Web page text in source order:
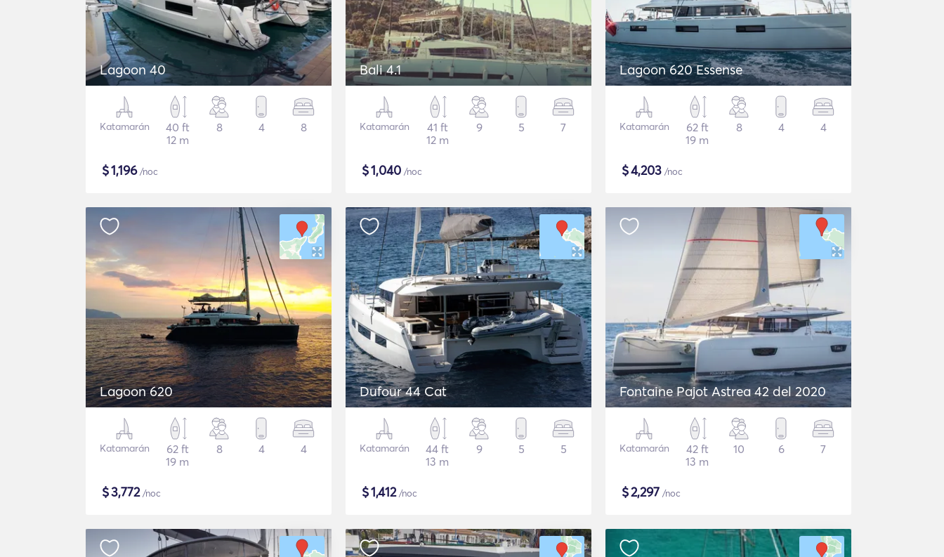
Lagoon 40
Katamarán
40 ft
12 m
8 4 8
$1,196/noc
Bali 4.1
Katamarán
41 ft
12 m
9 5 7
$1,040 /noc
Lagoon 620 Essense
Katamarán
62 ft
19 m
8 4 4
$4,203 /noc
Lagoon 620
Katamarán
62 ft
19 m
8 4 4
$3,772/noc
Dufour 44 Cat
Katamarán
44 ft
13 m
9 5 5
$1,412/noc
Fontaine Pajot Astrea 42 del 2020
Katamarán
42 ft
13 m
10 6 7
$2,297 /noc